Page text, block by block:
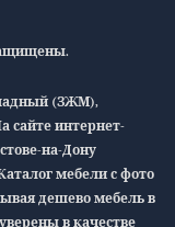
(ЗЖМ),
сайте интернет-
на-Дону
мебели с фото
дешево мебель в
в качестве